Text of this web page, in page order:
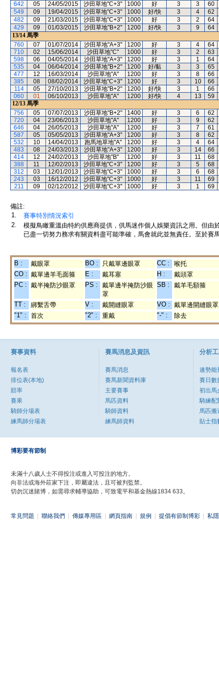
642
05 24/05/2015 沙田草地"C+3" 1000 好 3 3
60
549
09 19/04/2015 沙田草地"C+3" 1000 好/快 3 4
62
482
09 21/03/2015 沙田草地"C+3" 1000 好 3 2
64
429
09 01/03/2015 沙田草地"B+2" 1200 好/快 3 9
64
13/14 馬季
760
07 01/07/2014 沙田草地"A+3" 1200 好 3 4
64
710
02 15/06/2014 沙田草地"C" 1000 好 3 2
63
598
06 04/05/2014 沙田草地"A+3" 1200 好 3 1
64
535
04 06/04/2014 沙田草地"B+2" 1200 好/黏 3 3
65
477
12 16/03/2014 沙田草地"A" 1200 好 3 8
66
385
08 08/02/2014 沙田草地"C+3" 1200 好 3 10
66
114
05 27/10/2013 沙田草地"B+2" 1200 好/快 3 1
66
060
01 06/10/2013 沙田草地"A" 1200 好/快 4 13
59
12/13 馬季
756
05 07/07/2013 沙田草地"B+2" 1400 好 3 6
62
720
04 23/06/2013 沙田草地"A" 1200 好 3 9
62
646
04 26/05/2013 沙田草地"A" 1200 好 3 7
61
587
05 05/05/2013 沙田草地"A+3" 1200 好 3 8
62
532
10 14/04/2013 跑馬地草地"A" 1200 好 3 4
64
483
08 24/03/2013 沙田草地"A+3" 1200 好 3 14
66
414
12 24/02/2013 沙田草地"B" 1200 好 3 11
68
388
11 12/02/2013 沙田草地"C+3" 1200 好 3 5
68
312
03 12/01/2013 沙田草地"C+3" 1000 好 3 6
68
243
03 16/12/2012 沙田草地"C+3" 1000 好 3 11
69
211
09 02/12/2012 沙田草地"C+3" 1000 好 3 1 69
備註:
1.
賽事特別情況索引
2.
模擬鳥瞰重溫由特約供應商提供，供馬迷作個人娛樂資訊之用。但
已盡一切努力務求有關資料盡可能準確，馬會就此並無責任。至於賽
B : 戴眼罩 BO : 只戴單邊眼罩 CC :
喉托
CO : 戴單邊羊毛面箍 E : 戴耳塞 H :
戴頭罩
PC : 戴半掩防沙眼罩 PS :
戴單邊半掩防沙眼
罩
SB : 戴羊毛額箍
TT : 綁繫舌帶 V : 戴開縫眼罩 VO : 戴單邊開縫眼罩
"1" :
首次 "2" : 重戴 "-" : 除去
賽事資料
報名表
排位表(本地)
賠率
賽果
騎師分場表
練馬師分場表
賽馬消息及資訊
賽馬消息
賽馬新聞資料庫
主要賽事
馬匹資料
騎師資料
練馬師資料
分析
速勢能
賽日數
初出馬
騎練配
馬匹搬
貼士指
博彩要有節制
未滿十八歲人士不得投注或進入可投注的地方。
向非法或海外莊家下注，即屬違法，且可被判監禁。
切勿沉迷賭博，如需尋求輔導協助，可致電平和基金熱線1834 633。
常見問題 聯絡我們 傳媒專用區 網頁指南 規例 提倡有節制博彩 私